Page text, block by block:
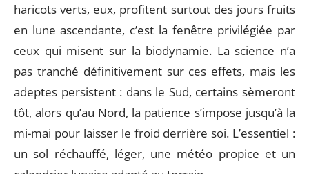
haricots verts, eux, profitent surtout des jours fruits
en lune ascendante, c’est la fenêtre privilégiée par
ceux qui misent sur la biodynamie. La science n’a
pas tranché définitivement sur ces effets, mais les
adeptes persistent : dans le Sud, certains sèmeront
tôt, alors qu’au Nord, la patience s’impose jusqu’à la
mi-mai pour laisser le froid derrière soi. L’essentiel :
un sol réchauffé, léger, une météo propice et un